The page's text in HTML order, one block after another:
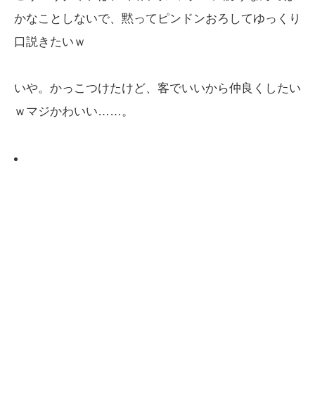
かなことしないで、黙ってピンドンおろしてゆっくり
口説きたいｗ
いや。かっこつけたけど、客でいいから仲良くしたい
ｗマジかわいい……。